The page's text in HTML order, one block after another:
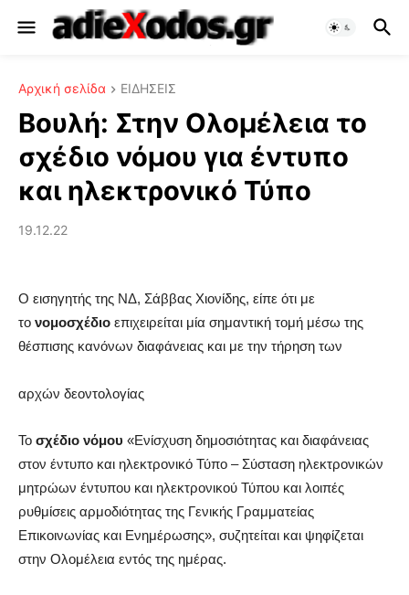
Αρχική σελίδα ΕΙΔΗΣΕΙΣ
Βουλή: Στην Ολομέλεια το
σχέδιο νόμου για έντυπο
και ηλεκτρονικό Τύπο
19.12.22
O εισηγητής της ΝΔ, Σάββας Χιονίδης, είπε ότι με
το νομοσχέδιο επιχειρείται μία σημαντική τομή μέσω της
θέσπισης κανόνων διαφάνειας και με την τήρηση των
αρχών δεοντολογίας
Το σχέδιο νόμου «Ενίσχυση δημοσιότητας και διαφάνειας
στον έντυπο και ηλεκτρονικό Τύπο – Σύσταση ηλεκτρονικών
μητρώων έντυπου και ηλεκτρονικού Τύπου και λοιπές
ρυθμίσεις αρμοδιότητας της Γενικής Γραμματείας
Επικοινωνίας και Ενημέρωσης», συζητείται και ψηφίζεται
στην Ολομέλεια εντός της ημέρας.